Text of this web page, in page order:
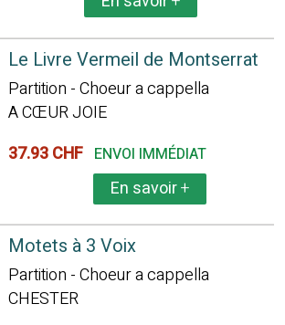
Le Livre Vermeil de Montserrat
Partition - Choeur a cappella
A CŒUR JOIE
37.93 CHF ENVOI IMMÉDIAT
En savoir+
Motets à 3 Voix
Partition - Choeur a cappella
CHESTER